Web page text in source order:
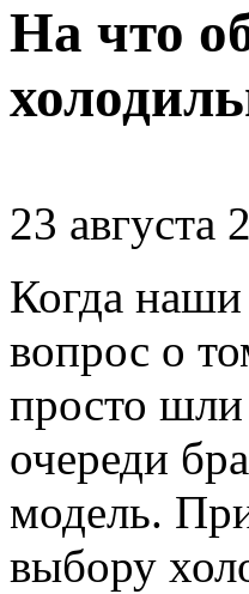
На что
23 августа
Когда
вопрос о
просто шли
очереди
модель.
выбору